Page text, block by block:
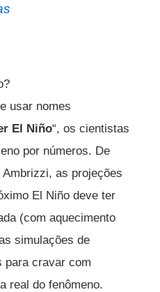
usar nomes
El Niño“, os cientistas
por números. De
as projeções
El Niño deve ter
(com aquecimento
simulações de
para cravar com
real do fenômeno.